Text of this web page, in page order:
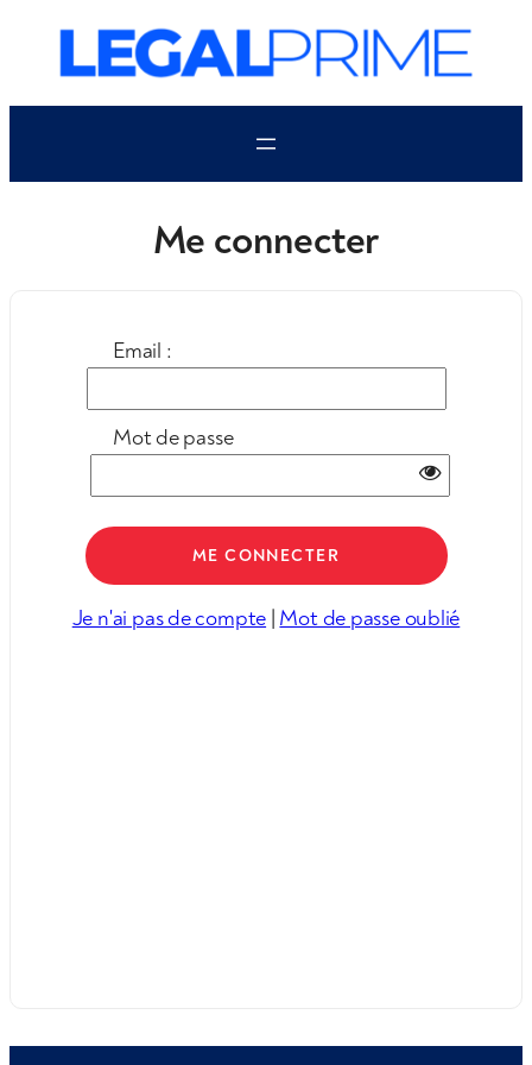
contenu
Me connecter
Email :
Mot de passe
Je n'ai pas de compte | Mot de passe oublié